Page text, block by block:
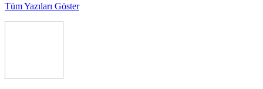
Tüm Yazıları Göster